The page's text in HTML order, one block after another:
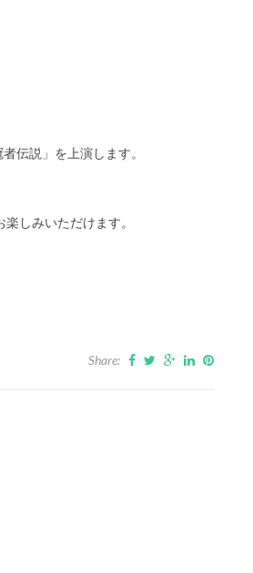
伝説」を上演します。
しみいただけます。
Share: